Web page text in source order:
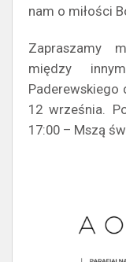
nam o miłości
Zapraszamy
między
12 września.
17:00 – Mszą